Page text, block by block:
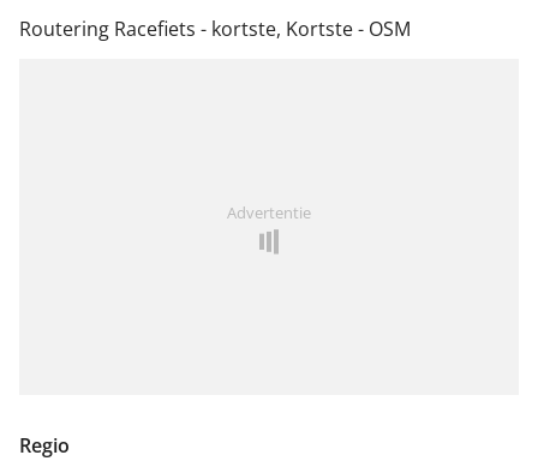
Routering Racefiets - kortste, Kortste - OSM
Advertentie
Regio